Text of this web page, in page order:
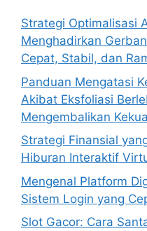
Strategi Optimalisasi
Menghadirkan
Cepat, Stabil, dan
Panduan Mengatasi
Akibat Eksfoliasi
Mengembalikan
Strategi Finansial
Hiburan Interaktif
Mengenal Platform
Sistem Login yang
Slot Gacor: Cara